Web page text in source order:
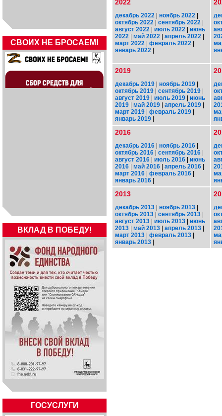
СВОИХ НЕ БРОСАЕМ!
ВКЛАД В ПОБЕДУ!
ГОСУСЛУГИ
2022
декабрь 2022 | ноябрь 2022 |
октябрь 2022 | сентябрь 2022 |
август 2022 | июль 2022 | июнь
2022 | май 2022 | апрель 2022 |
март 2022 | февраль 2022 |
январь 2022 |
2019
декабрь 2019 | ноябрь 2019 |
октябрь 2019 | сентябрь 2019 |
август 2019 | июль 2019 | июнь
2019 | май 2019 | апрель 2019 |
март 2019 | февраль 2019 |
январь 2019 |
2016
декабрь 2016 | ноябрь 2016 |
октябрь 2016 | сентябрь 2016 |
август 2016 | июль 2016 | июнь
2016 | май 2016 | апрель 2016 |
март 2016 | февраль 2016 |
январь 2016 |
2013
декабрь 2013 | ноябрь 2013 |
октябрь 2013 | сентябрь 2013 |
август 2013 | июль 2013 | июнь
2013 | май 2013 | апрель 2013 |
март 2013 | февраль 2013 |
январь 2013 |